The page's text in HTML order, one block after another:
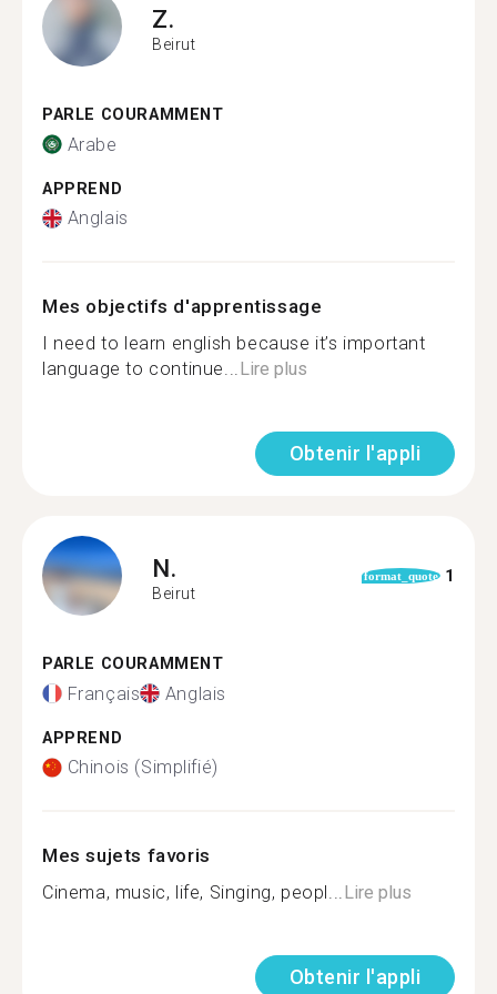
Z.
Beirut
PARLE COURAMMENT
Arabe
APPREND
Anglais
Mes objectifs d'apprentissage
I need to learn english because it’s important
language to continue...Lire plus
Obtenir l'appli
N.
Beirut
format_quote 1
PARLE COURAMMENT
Français Anglais
APPREND
Chinois (Simplifié)
Mes sujets favoris
Cinema, music, life, Singing, peopl...Lire plus
Obtenir l'appli